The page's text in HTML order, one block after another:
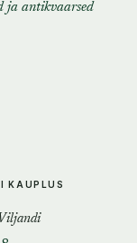
ja antikvaarsed
KAUPLUS